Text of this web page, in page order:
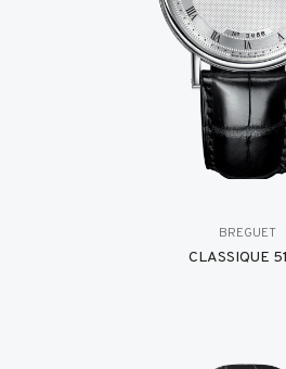
BREGUET
CLASSIQUE